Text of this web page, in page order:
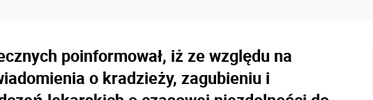
poinformował, iż ze względu na
o kradzieży, zagubieniu i